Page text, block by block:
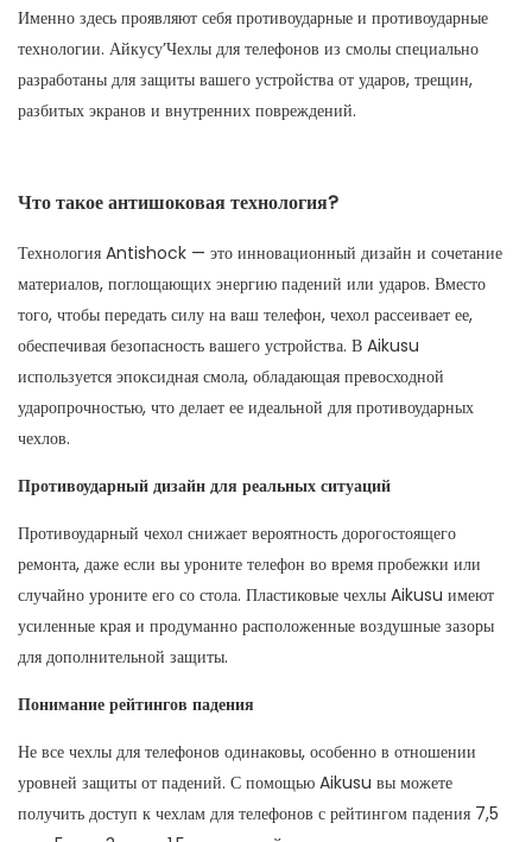
Именно здесь проявляют себя противоударные и противоударные
технологии. Айкусу’Чехлы для телефонов из смолы специально
разработаны для защиты вашего устройства от ударов, трещин,
разбитых экранов и внутренних повреждений.
Что такое антишоковая технология?
Технология Antishock — это инновационный дизайн и сочетание
материалов, поглощающих энергию падений или ударов. Вместо
того, чтобы передать силу на ваш телефон, чехол рассеивает ее,
обеспечивая безопасность вашего устройства. В Aikusu
используется эпоксидная смола, обладающая превосходной
ударопрочностью, что делает ее идеальной для противоударных
чехлов.
Противоударный дизайн для реальных ситуаций
Противоударный чехол снижает вероятность дорогостоящего
ремонта, даже если вы уроните телефон во время пробежки или
случайно уроните его со стола. Пластиковые чехлы Aikusu имеют
усиленные края и продуманно расположенные воздушные зазоры
для дополнительной защиты.
Понимание рейтингов падения
Не все чехлы для телефонов одинаковы, особенно в отношении
уровней защиты от падений. С помощью Aikusu вы можете
получить доступ к чехлам для телефонов с рейтингом падения 7,5